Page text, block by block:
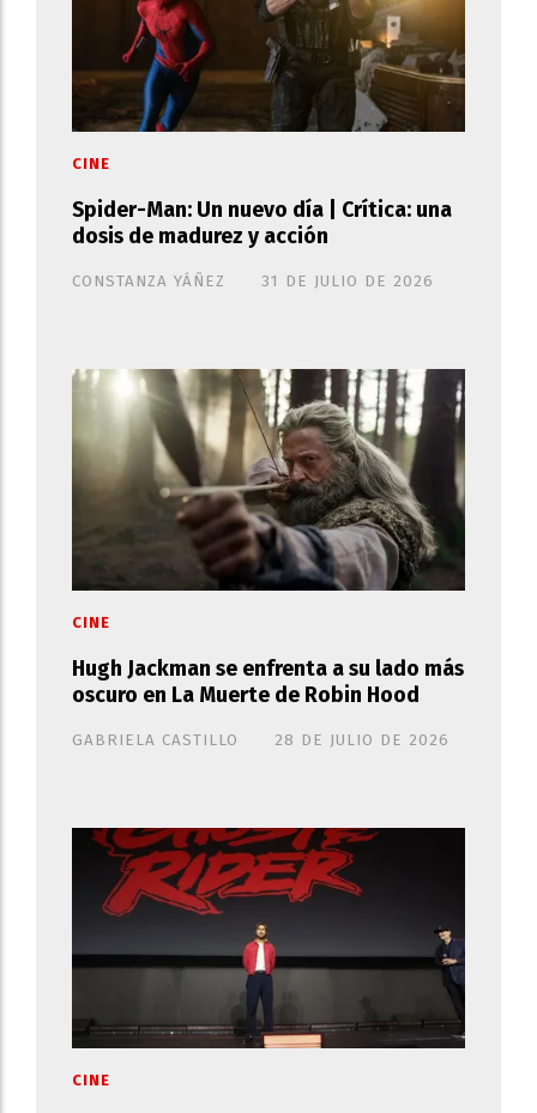
Spider-Man: Un nuevo día | Crítica: una
dosis de madurez y acción
CONSTANZA YÁÑEZ
CINE
31 DE JULIO DE 2026
Hugh Jackman se enfrenta a su lado más
oscuro en La Muerte de Robin Hood
GABRIELA CASTILLO
CINE
28 DE JULIO DE 2026
CINE